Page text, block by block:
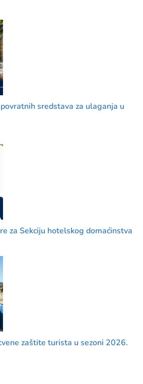
sredstava za ulaganja u
za Sekciju hotelskog domaćinstva
zaštite turista u sezoni 2026.